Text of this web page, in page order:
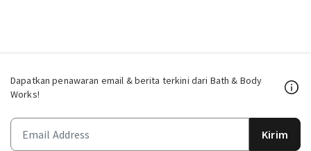
Dapatkan penawaran email & berita terkini dari Bath & Body
Works!
Kirim